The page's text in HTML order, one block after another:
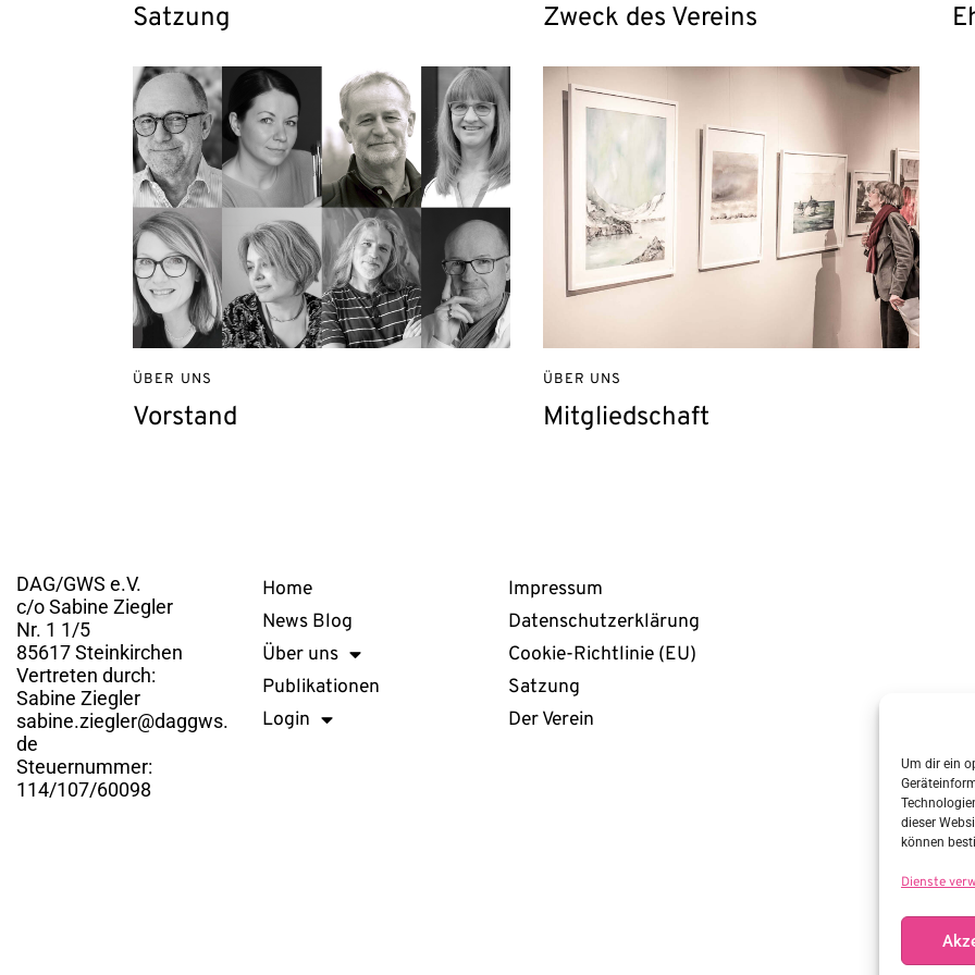
Um dir ein
dieser
können
Dienste
Satzung Zweck des Vereins
Vorstand
ÜBER UNS
Mitgliedschaft
ÜBER UNS
DAG/GWS e.V.
c/o Sabine Ziegler
Nr. 1 1/5
85617 Steinkirchen
Vertreten durch:
Sabine Ziegler
sabine.ziegler@daggws.
de
Steuernummer:
114/107/60098
Home
News Blog
Über uns
Publikationen
Login
Impressum
Datenschutzerklärung
Cookie-Richtlinie (EU)
Satzung
Der Verein